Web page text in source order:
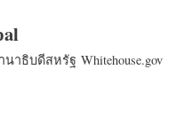
าธิบดีสหรัฐ Whitehouse.gov